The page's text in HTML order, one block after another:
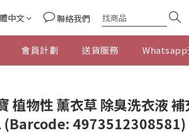
中文 聯絡我們
會員計劃 送貨服務 Whatsapp
植物性 薰衣草 除臭洗衣液 補
(Barcode: 4973512308581)